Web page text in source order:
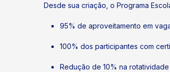
Desde sua criação, o Programa
95% de aproveitamento em
100% dos participantes com
Redução de 10% na